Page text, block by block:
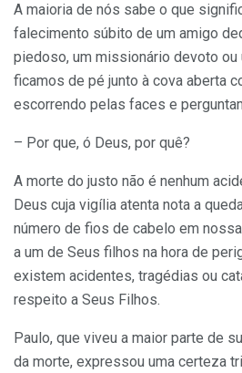
A maioria de nós sabe o que
falecimento súbito de um amigo
piedoso, um missionário devoto ou
ficamos de pé junto à cova aberta
escorrendo pelas faces e
– Por que, ó Deus, por quê?
A morte do justo não é nenhum
Deus cuja vigília atenta nota a
número de fios de cabelo em
a um de Seus filhos na hora de
existem acidentes, tragédias ou
respeito a Seus Filhos.
Paulo, que viveu a maior parte de
da morte, expressou uma certeza